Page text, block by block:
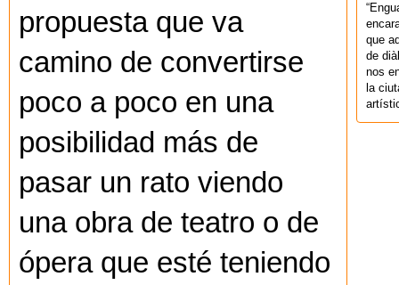
propuesta que va
camino de convertirse
poco a poco en una
posibilidad más de
pasar un rato viendo
una obra de teatro o de
ópera que esté teniendo
que
de
nos
la